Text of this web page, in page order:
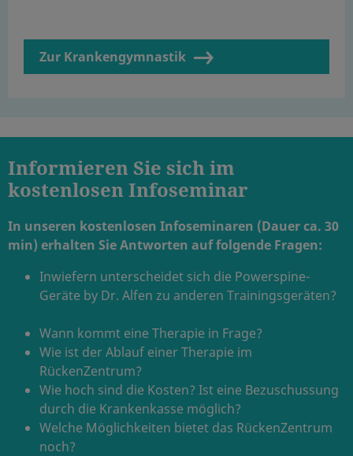
Zur Krankengymnastik
Informieren Sie sich im
kostenlosen Infoseminar
In unseren kostenlosen Infoseminaren (Dauer ca. 30
min) erhalten Sie Antworten auf folgende Fragen:
Inwiefern unterscheidet sich die Powerspine-
Geräte by Dr. Alfen zu anderen Trainingsgeräten?
Wann kommt eine Therapie in Frage?
Wie ist der Ablauf einer Therapie im
RückenZentrum?
Wie hoch sind die Kosten? Ist eine Bezuschussung
durch die Krankenkasse möglich?
Welche Möglichkeiten bietet das RückenZentrum
noch?